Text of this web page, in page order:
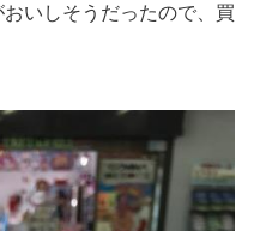
いしそうだったので、買